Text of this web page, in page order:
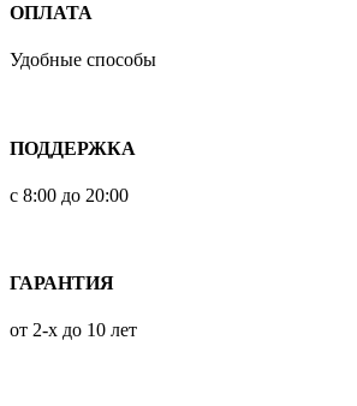
ОПЛАТА
Удобные способы
ПОДДЕРЖКА
с 8:00 до 20:00
ГАРАНТИЯ
от 2-х до 10 лет